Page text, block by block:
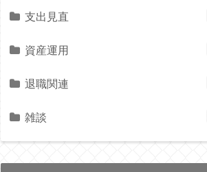
支出見直
資産運用
退職関連
雑談